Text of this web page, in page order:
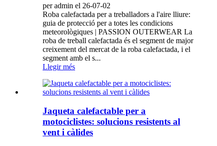
per admin el 26-07-02
Roba calefactada per a treballadors a l'aire lliure:
guia de protecció per a totes les condicions
meteorològiques | PASSION OUTERWEAR La
roba de treball calefactada és el segment de major
creixement del mercat de la roba calefactada, i el
segment amb el s...
Llegir més
Jaqueta calefactable per a
motociclistes: solucions resistents al
vent i càlides